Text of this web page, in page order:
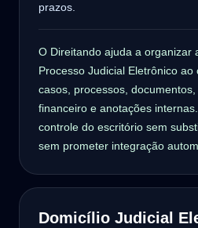
prazos.
O Direitando ajuda a organizar
Processo Judicial Eletrônico ao
casos, processos, documentos,
financeiro e anotações
controle do escritório sem
sem prometer integração
Domicílio Judicial